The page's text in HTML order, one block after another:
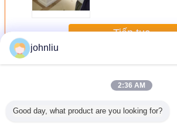
Tiếp tục
HơnTấm ốp tường
johnliu
2:36 AM
Good day, what product are you looking for?